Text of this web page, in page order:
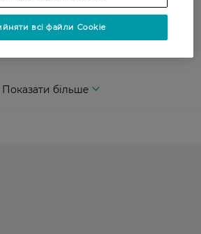
Показати більше
всі файли Cookie